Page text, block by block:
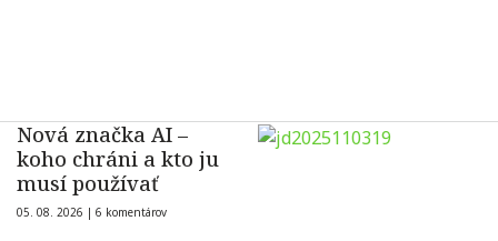
Nová značka AI –
koho chráni a kto ju
musí používať
05. 08. 2026 | 6 komentárov